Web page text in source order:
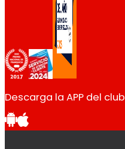
Descarga la APP del club